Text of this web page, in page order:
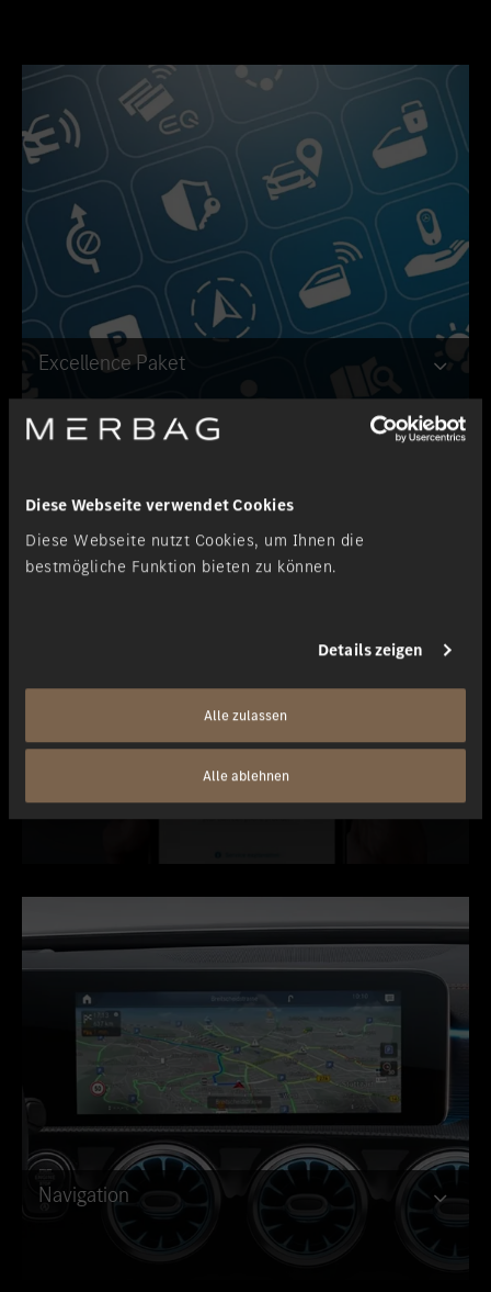
Diese Webseite verwendet Cookies
Diese Webseite nutzt Cookies, um Ihnen die
bestmögliche Funktion bieten zu können.
Details zeigen
Alle zulassen
Alle ablehnen
Excellence Paket
Navigation